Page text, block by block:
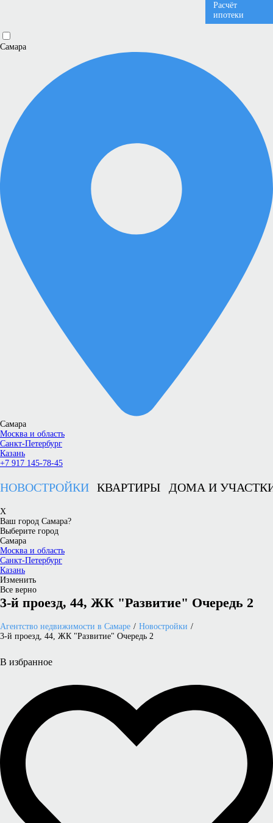
Расчёт
ипотеки
Самара
Самара
Москва и область
Санкт-Петербург
Казань
+7 917 145-78-45
НОВОСТРОЙКИ КВАРТИРЫ ДОМА И
X
Ваш город Самара?
Выберите город
Самара
Москва и область
Санкт-Петербург
Казань
Изменить
Все верно
3-й проезд, 44, ЖК "Развитие" Очередь 2
Агентство недвижимости в Самаре
Новостройки
3-й проезд, 44, ЖК "Развитие" Очередь 2
В избранное